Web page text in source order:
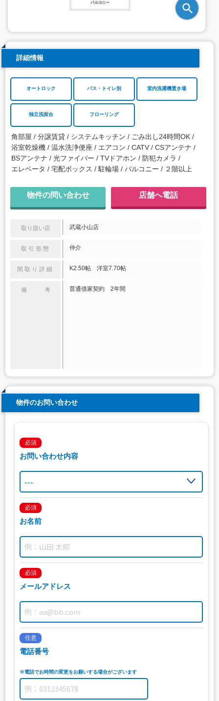
詳細情報
オートロック バス・トイレ別 室内洗濯機置き場
独立洗面台 フローリング
角部屋 分譲賃貸 システムキッチン
ごみ出し24時間OK
浴室乾燥機
温水洗浄便座 エアコン CATV
CSアンテナ
BSアンテナ
光ファイバー TVドアホン
防犯カメラ
エレベータ
宅配ボックス 駐輪場 バルコニー ２階以上
物件の問い合わせ 店舗へ電話
取り扱い店 武蔵小山店
取引形態 仲介
間取り詳細 K2.50帖 洋室7.70帖
備 考 普通借家契約 2年間
物件のお問い合わせ
必須
お問い合わせ内容
必須
お名前
必須
メールアドレス
任意
電話番号
※電話でお時間の変更をお願いする場合がございます